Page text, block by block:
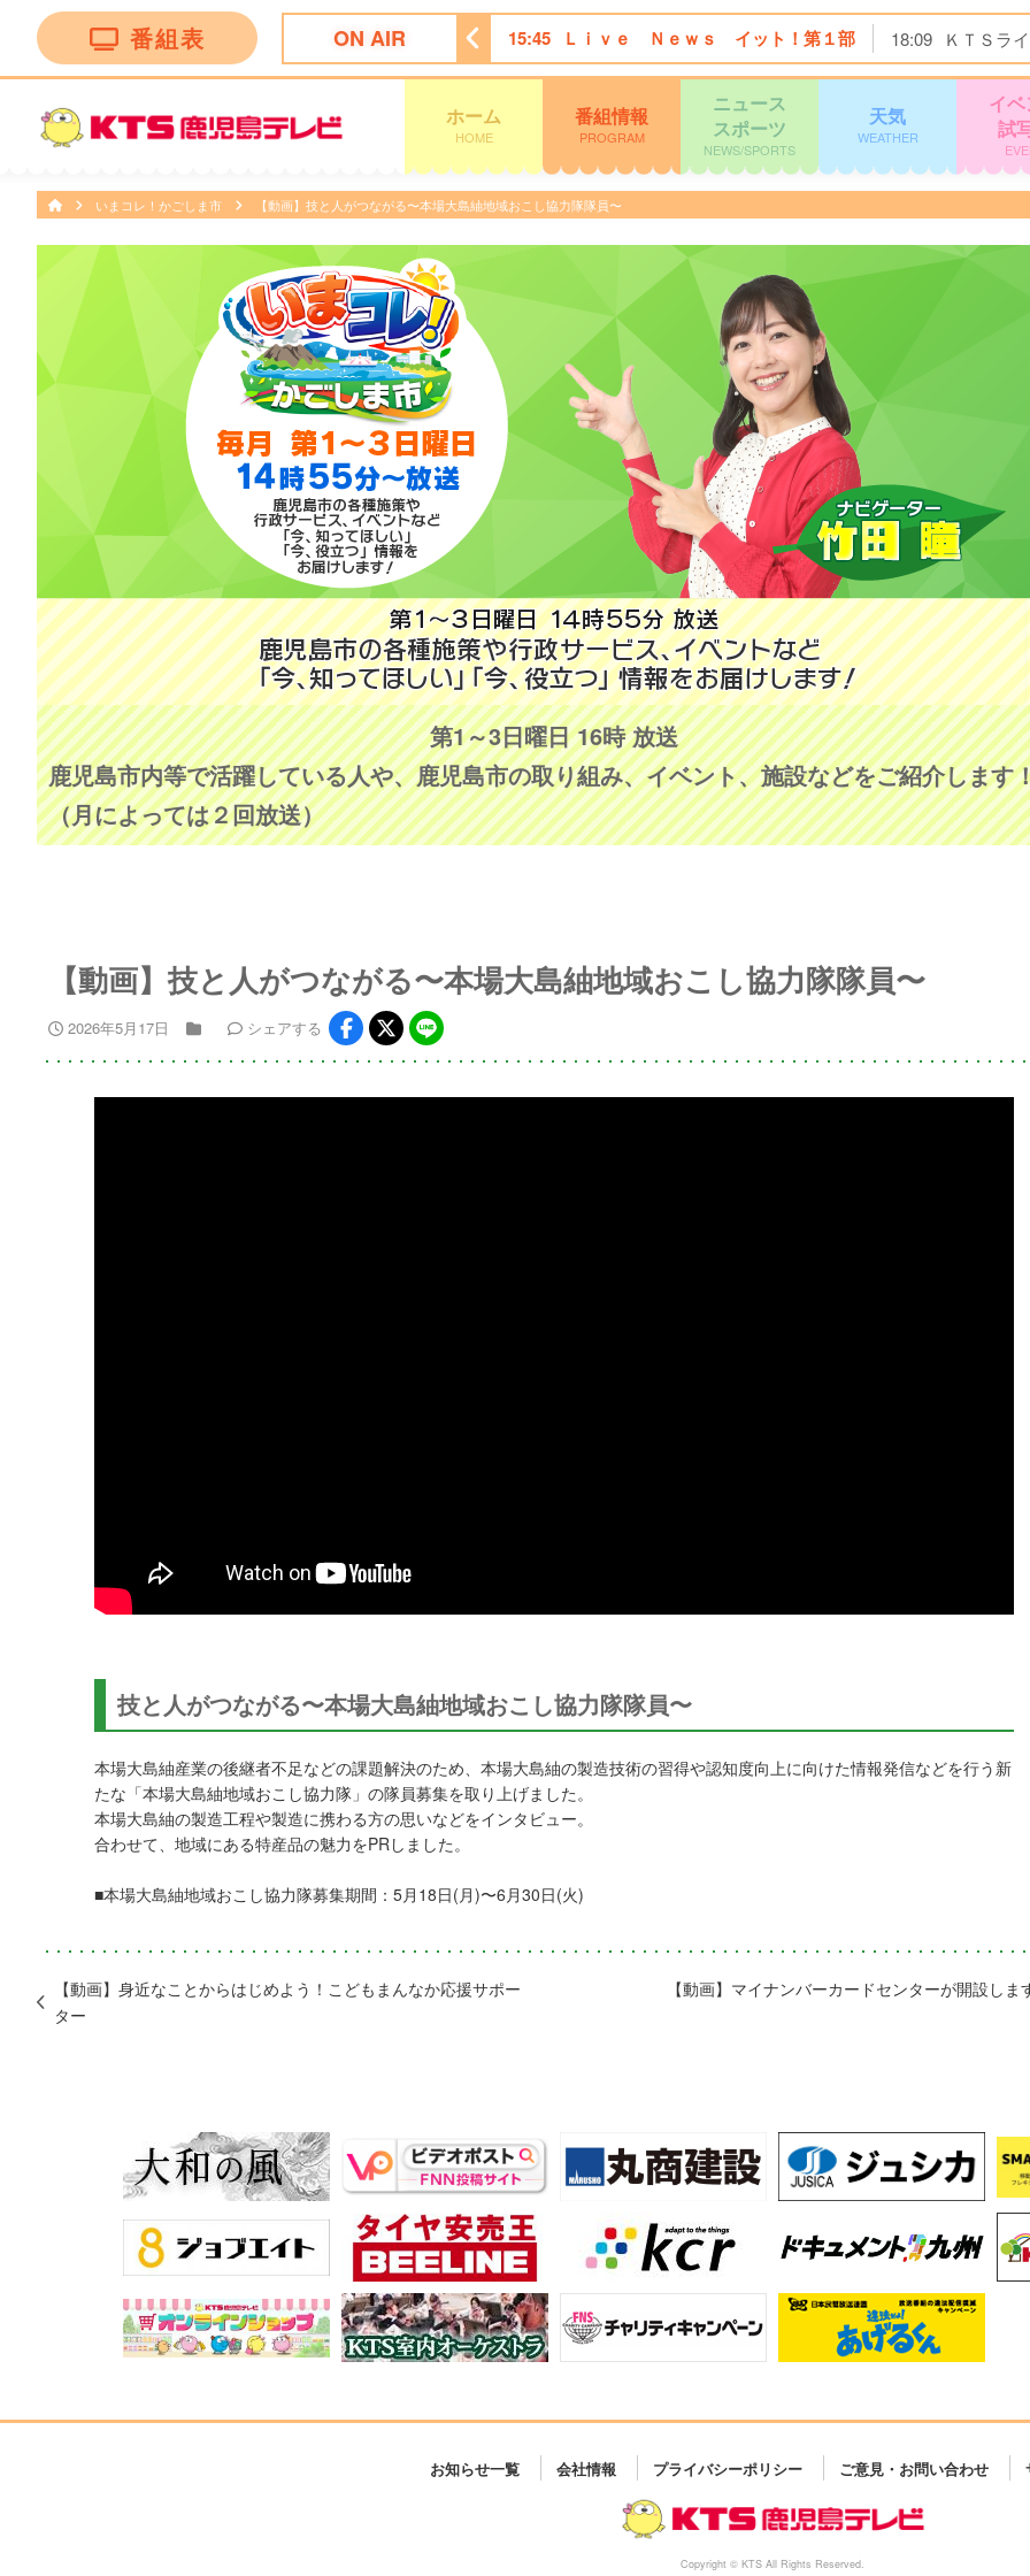
番組表 ON AIR
14:50 ぽよチャンネル ミキティダイニング 15:45 Ｌｉｖｅ Ｎｅｗｓ イット！第１部 18:09 ＫＴＳラ
ホーム
HOME
番組情報
PROGRAM
ニュース
スポーツ
NEWS/SPORTS
天気
WEATHER
イ
試
いまコレ！かごしま市 【動画】技と人がつながる〜本場大島紬地域おこし協力隊隊員〜
第1～3日曜日 16時 放送
鹿児島市内等で活躍している人や、鹿児島市の取り組み、イベント、施設などをご紹介します
（月によっては２回放送）
【動画】技と人がつながる〜本場大島紬地域おこし協力隊隊員〜
2026年5月17日 シェアする
技と人がつながる〜本場大島紬地域おこし協力隊隊員〜
本場大島紬産業の後継者不足などの課題解決のため、本場大島紬の製造技術の習得や認知度向上に向けた情報発信などを行う新
たな「本場大島紬地域おこし協力隊」の隊員募集を取り上げました。
本場大島紬の製造工程や製造に携わる方の思いなどをインタビュー。
合わせて、地域にある特産品の魅力をPRしました。
■本場大島紬地域おこし協力隊募集期間：5月18日(月)〜6月30日(火)
【動画】身近なことからはじめよう！こどもまんなか応援サポー
ター
【動画】マイナンバーカードセンターが開設しま
お知らせ一覧 会社情報 プライバシーポリシー ご意見・お問い合わせ
Copyright © KTS All Rights Reserved.